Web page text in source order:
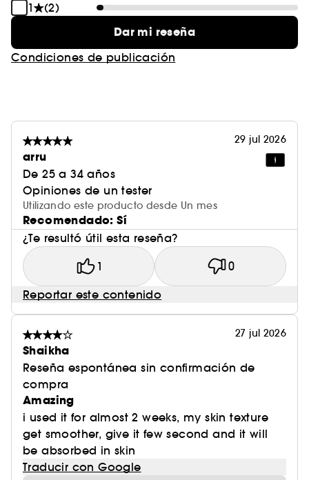
1 (2)
Dar mi reseña
Condiciones de publicación
29 jul 2026
arru
De 25 a 34 años
Opiniones de un tester
Utilizando este producto desde Un mes
Recomendado: Sí
¿Te resultó útil esta reseña?
1 0
Reportar este contenido
27 jul 2026
Shaikha
Reseña espontánea sin confirmación de
compra
Amazing
i used it for almost 2 weeks, my skin texture
get smoother, give it few second and it will
be absorbed in skin
Traducir con Google